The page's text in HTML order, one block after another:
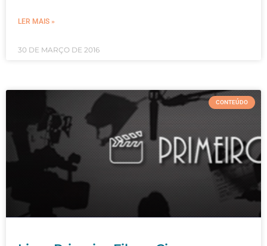
LER MAIS »
30 DE MARÇO DE 2016
CONTEÚDO